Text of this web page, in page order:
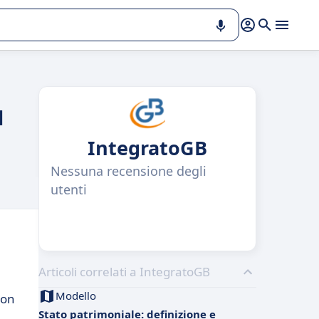
IntegratoGB
Nessuna recensione degli
utenti
Articoli correlati a IntegratoGB
Modello
Stato patrimoniale: definizione e